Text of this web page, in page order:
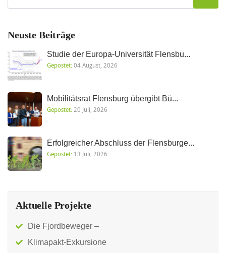
Neuste Beiträge
Studie der Europa-Universität Flensbu...
Gepostet:04 August, 2026
Mobilitätsrat Flensburg übergibt Bü...
Gepostet: 20 Juli, 2026
Erfolgreicher Abschluss der Flensburge...
Gepostet: 13 Juli, 2026
Aktuelle Projekte
Die Fjordbeweger –
Klimapakt-Exkursione